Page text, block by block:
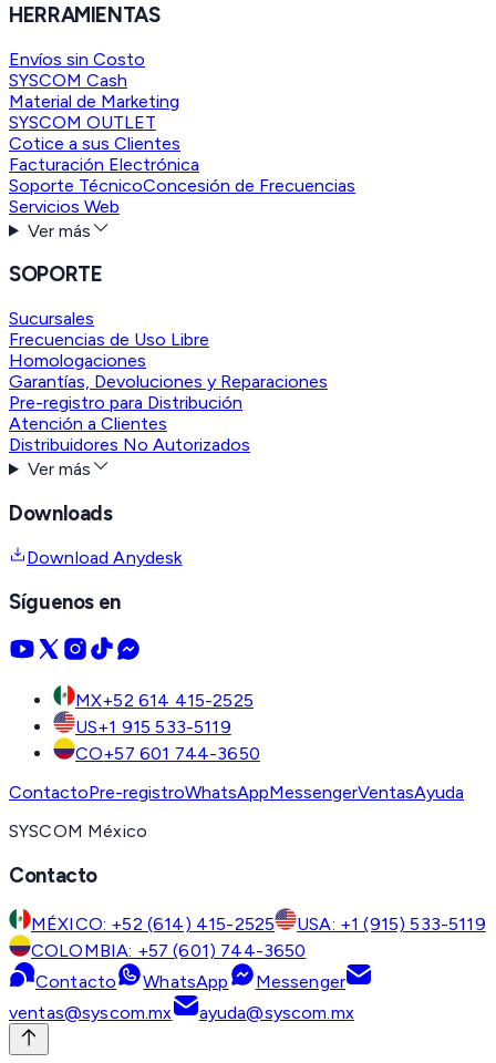
HERRAMIENTAS
Envíos sin Costo
SYSCOM Cash
Material de Marketing
SYSCOM OUTLET
Cotice a sus Clientes
Facturación Electrónica
Soporte TécnicoConcesión de Frecuencias
Servicios Web
Ver más
SOPORTE
Sucursales
Frecuencias de Uso Libre
Homologaciones
Garantías, Devoluciones y Reparaciones
Pre-registro para Distribución
Atención a Clientes
Distribuidores No Autorizados
Ver más
Downloads
Download Anydesk
Síguenos en
MX+52 614 415-2525
US+1 915 533-5119
CO+57 601 744-3650
ContactoPre-registroWhatsAppMessengerVentasAyuda
SYSCOM México
Contacto
MÉXICO: +52 (614) 415-2525
USA: +1 (915) 533-5119
COLOMBIA: +57 (601) 744-3650
Contacto
WhatsApp
Messenger
ventas@syscom.mx
ayuda@syscom.mx